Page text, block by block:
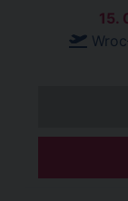
15.